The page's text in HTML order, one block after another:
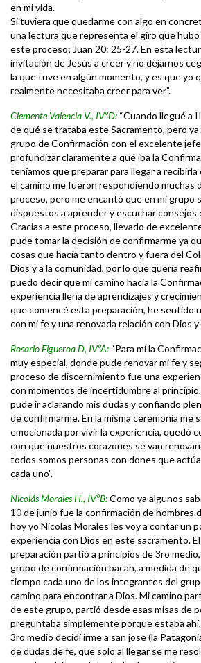
en mi vida.
Si tuviera que quedarme con algo en
una lectura que representa el giro que hubo
este proceso; Juan 20: 25-27. En esta
invitación de Jesús a creer y no dejarnos
la que tuve en algún momento, y es que yo
realmente necesitaba creer para ver”.
Clemente Valencia V., IVºD: “Cuando llegué a
de qué se trataba este Sacramento, pero
grupo de Confirmación con el excelente jefe
profundizar claramente a qué iba la
teníamos que preparar para llegar a recibirla
el camino me fueron respondiendo muchas
proceso, pero me encantó que en mi grupo
dispuestos a aprender y escuchar consejos
Gracias a este proceso, llevado de
pude tomar la decisión de confirmarme ya
cosas que hacía tanto dentro y fuera del
Dios y a la comunidad, por lo que quería
puedo decir que mi camino hacia la
experiencia llena de aprendizajes y
que comencé esta preparación, he sentido
con mi fe y una renovada relación con Dios y
Rosario Figueroa D, IVºA: “Para mí la
muy especial, donde pude renovar mi fe y
proceso de discernimiento fue una
con momentos de incertidumbre al
pude ir aclarando mis dudas y confiando
de confirmarme. En la misma ceremonia me
emocionada por vivir la experiencia, quedó
con que nuestros corazones se van
todos somos personas con dones que
cada uno”.
Nicolás Morales H., IVºB:Como ya algunos
10 de junio fue la confirmación de hombres
hoy yo Nicolas Morales les voy a contar un
experiencia con Dios en este sacramento.
preparación partió a principios de 3ro
grupo de confirmación bacan, a medida de
tiempo cada uno de los integrantes del
camino para encontrar a Dios. Mi camino
de este grupo, partió desde esas misas de
preguntaba simplemente porque estaba
3ro medio decidí irme a san jose (la
de dudas de fe, que solo al llegar se me